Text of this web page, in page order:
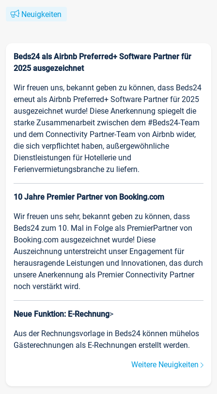
Neuigkeiten
Beds24 als Airbnb Preferred+ Software Partner für
2025 ausgezeichnet
Wir freuen uns, bekannt geben zu können, dass Beds24
erneut als Airbnb Preferred+ Software Partner für 2025
ausgezeichnet wurde! Diese Anerkennung spiegelt die
starke Zusammenarbeit zwischen dem #Beds24-Team
und dem Connectivity Partner-Team von Airbnb wider,
die sich verpflichtet haben, außergewöhnliche
Dienstleistungen für Hotellerie und
Ferienvermietungsbranche zu liefern.
10 Jahre Premier Partner von Booking.com
Wir freuen uns sehr, bekannt geben zu können, dass
Beds24 zum 10. Mal in Folge als PremierPartner von
Booking.com ausgezeichnet wurde! Diese
Auszeichnung unterstreicht unser Engagement für
herausragende Leistungen und Innovationen, das durch
unsere Anerkennung als Premier Connectivity Partner
noch verstärkt wird.
Neue Funktion: E-Rechnung>
Aus der Rechnungsvorlage in Beds24 können mühelos
Gästerechnungen als E-Rechnungen erstellt werden.
Weitere Neuigkeiten